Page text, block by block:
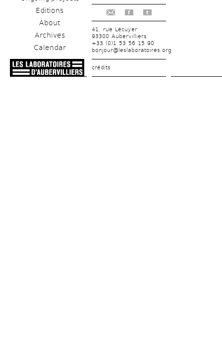
Editions
About
Archives
Calendar
f t
41, rue Lécuyer
93300 Aubervilliers
+33 (0)1 53 56 15 90
bonjour@leslaboratoires.org
crédits